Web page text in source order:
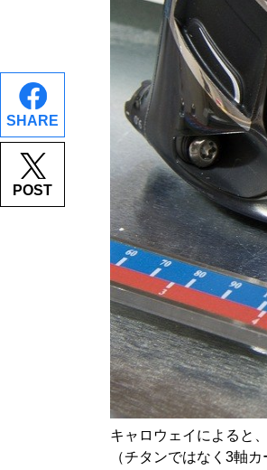
SHARE
POST
キャロウェイによると
（チタンではなく3軸